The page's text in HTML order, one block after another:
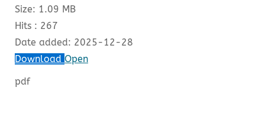
Size: 1.09 MB
Hits : 267
Date added: 2025-12-28
Download Open
pdf